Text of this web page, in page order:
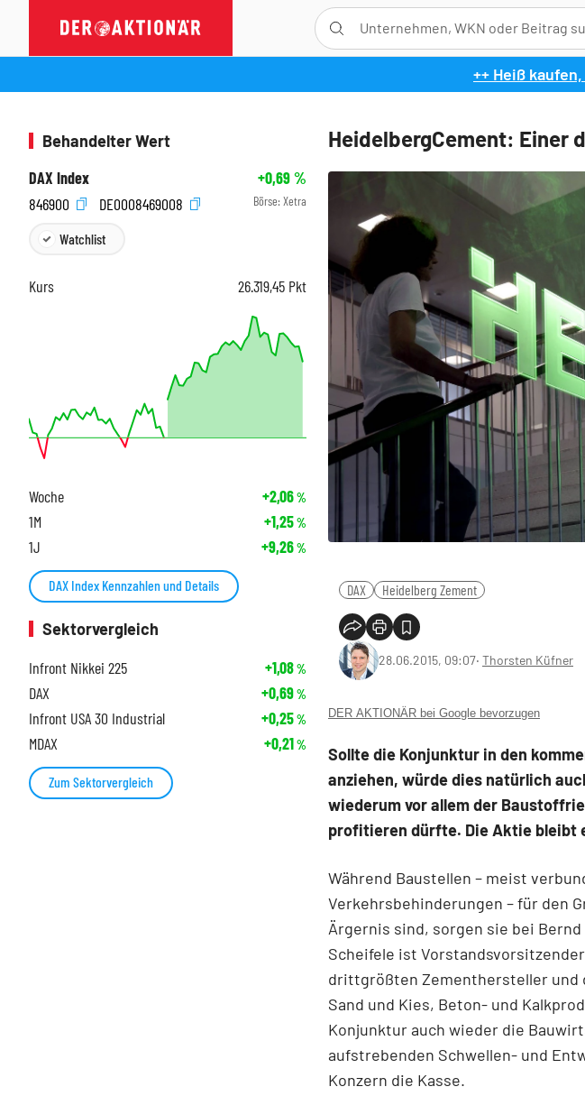
++ Heiß
HeidelbergCement: Einer
DAX Heidelberg Zement
28.06.2015, 09:07‧ Thorsten Küfner
DER AKTIONÄR bei Google bevorzugen
Sollte die Konjunktur in den
anziehen, würde dies natürlich
wiederum vor allem der
profitieren dürfte. Die Aktie bleibt
Während Baustellen – meist
Verkehrsbehinderungen – für den
Ärgernis sind, sorgen sie bei
Scheifele ist
drittgrößten Zementhersteller und
Sand und Kies, Beton- und
Konjunktur auch wieder die
aufstrebenden Schwellen- und
Konzern die Kasse.
Behandelter Wert
DAX Index
+0,69%
846900
DE0008469008 Börse: Xetra
Watchlist
Kurs 26.319,45 Pkt
Woche +2,06%
1M +1,25%
1J +9,26%
DAX Index Kennzahlen und Details
Sektorvergleich
Infront Nikkei 225
+1,08%
DAX +0,69%
Infront USA 30 Industrial +0,25%
MDAX +0,21%
Zum Sektorvergleich